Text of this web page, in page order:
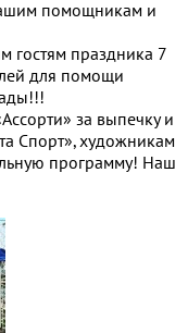
помощникам и
гостям праздника 7
для помощи
за выпечку и
Спорт», художникам
программу! Наш